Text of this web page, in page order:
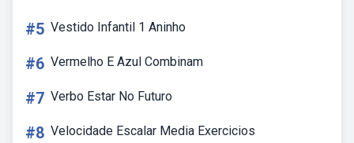
#5 Vestido Infantil 1 Aninho
#6 Vermelho E Azul Combinam
#7 Verbo Estar No Futuro
#8 Velocidade Escalar Media Exercicios